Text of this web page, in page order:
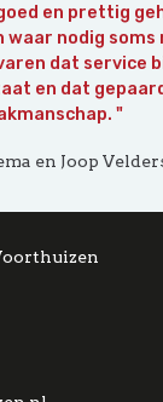
en prettig
nodig soms
dat service
en dat
"
en Joop